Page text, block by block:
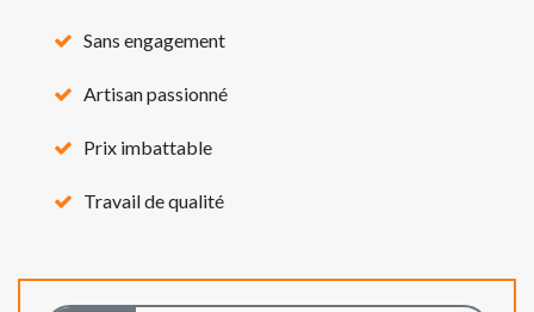
Sans engagement
Artisan passionné
Prix imbattable
Travail de qualité